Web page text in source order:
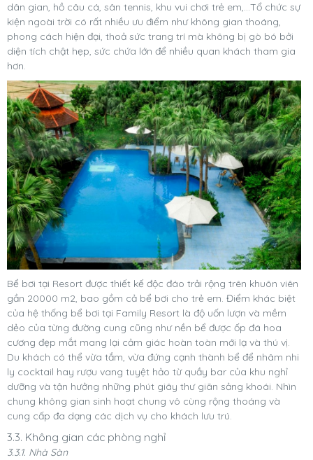
dân gian, hồ câu cá, sân tennis, khu vui chơi trẻ em,...Tổ chức sự
kiện ngoài trời có rất nhiều ưu điểm như không gian thoáng,
phong cách hiện đại, thoả sức trang trí mà không bị gò bó bởi
diện tích chật hẹp, sức chứa lớn để nhiều quan khách tham gia
hơn.
Bể bơi tại Resort được thiết kế độc đáo trải rộng trên khuôn viên
gần 20000 m2, bao gồm cả bể bơi cho trẻ em. Điểm khác biệt
của hệ thống bể bơi tại Family Resort là độ uốn lượn và mềm
dẻo của từng đường cung cũng như nền bể được ốp đá hoa
cương đẹp mắt mang lại cảm giác hoàn toàn mới lạ và thú vị.
Du khách có thể vừa tắm, vừa đứng cạnh thành bể để nhâm nhi
ly cocktail hay rượu vang tuyệt hảo từ quầy bar của khu nghỉ
dưỡng và tận hưởng những phút giây thư giãn sảng khoái. Nhìn
chung không gian sinh hoạt chung vô cùng rộng thoáng và
cung cấp đa dạng các dịch vụ cho khách lưu trú.
3.3. Không gian các phòng nghỉ
3.3.1. Nhà Sàn